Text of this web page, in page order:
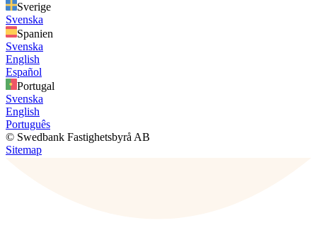
Sverige
Svenska
Spanien
Svenska
English
Español
Portugal
Svenska
English
Português
© Swedbank Fastighetsbyrå AB
Sitemap